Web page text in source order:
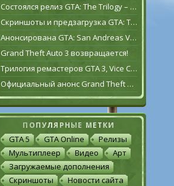
Состоялся релиз GTA: The Trilogy – The Definitive Edition
Скриншоты и предзагрузка GTA: The Trilogy – The Definitive Edition
Анонсирована GTA: San Andreas VR для Oculus Quest 2
Grand Theft Auto 3 возвращается!
Трилогия ремастеров GTA 3, Vice City и San Andreas выйдет 11 ноября
Официальный анонс Grand Theft Auto: The Trilogy – The Definitive Edition
ПОПУЛЯРНЫЕ МЕТКИ
GTA 5 GTA Online
Релизы
Мультиплеер
Видео
Арт
Загружаемые дополнения
Скриншоты
Новости сайта